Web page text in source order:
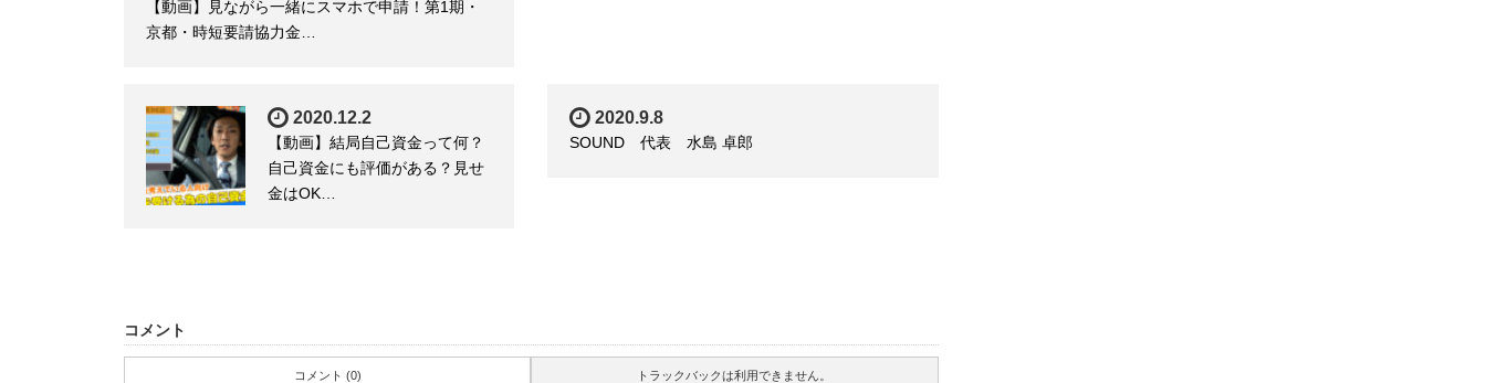
【動画】見ながら一緒にスマホで申請！第1期・
京都・時短要請協力金…
2020.12.2
【動画】結局自己資金って何？
自己資金にも評価がある？見せ
金はOK…
2020.9.8
SOUND 代表 水島 卓郎
コメント
コメント (0) トラックバックは利用できません。